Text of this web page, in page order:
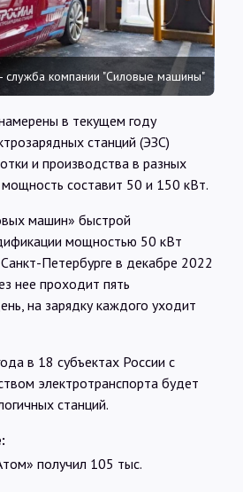
Карты
О нас
служба компании "Силовые машины"
в текущем году
станций (ЭЗС)
и производства в разных
составит 50 и 150 кВт.
машин» быстрой
мощностью 50 кВт
Петербурге в декабре 2022
нее проходит пять
на зарядку каждого уходит
в 18 субъектах России с
электротранспорта будет
станций.
получил 105 тыс.